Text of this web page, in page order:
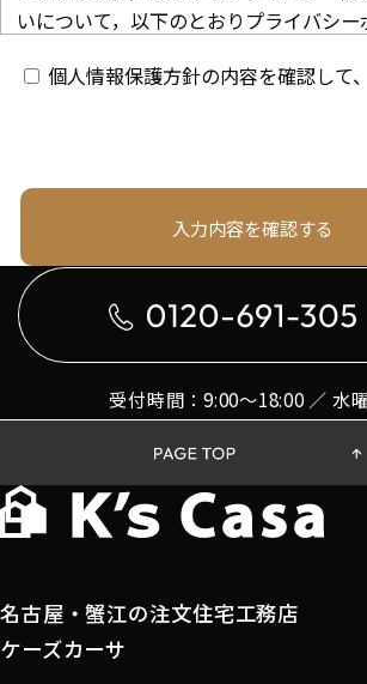
いについて，以下のとおりプライバシー
す。
プライバシー情報のうち「個人情報」
情報保護法にいう「個人情報」を指す
生存する個人に関する情報であって，当
含まれる氏名，生年月日，住所，電話番
先その他の記述等により特定の個人を
プライバシー情報のうち「履歴情報およ
をいい，ご利用いただいたサービスやご
だいた商品，ご覧になったページや広告
ユーザーが検索された検索キーワード，
ー情報，位置情報，端末の個体識別情報
します。
個人情報保護方針の内容を確認して
入力内容を確認する
受付時間：9:00〜18:00 ／ 水
名古屋・蟹江の注文住宅工務店
ケーズカーサ